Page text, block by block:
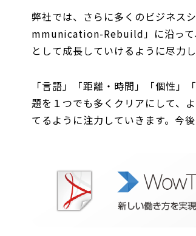
弊社では、さらに多くのビジネス
mmunication-Rebuild」に沿って
として成長していけるように尽力し
「言語」「距離・時間」「個性
題を１つでも多くクリアにして、
てるように注力していきます。今